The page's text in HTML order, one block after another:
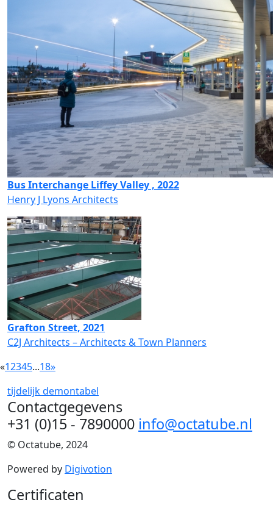
Bus Interchange Liffey Valley , 2022
Henry J Lyons Architects
Grafton Street, 2021
C2J Architects – Architects & Town Planners
«12345...18»
tijdelijkdemontabel
Contactgegevens
+31 (0)15 - 7890000 info@octatube.nl
© Octatube, 2024
Powered by Digivotion
Certificaten